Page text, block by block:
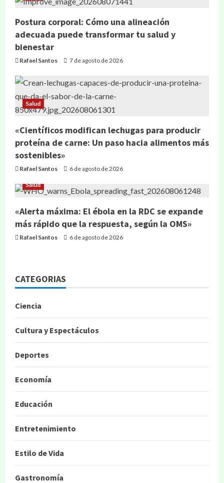
Postura corporal: Cómo una alineación
adecuada puede transformar tu salud y
bienestar
Rafael Santos 7 de agosto de 2026
Salud
«Científicos modifican lechugas para producir
proteína de carne: Un paso hacia alimentos más
sostenibles»
Rafael Santos 6 de agosto de 2026
Salud
«Alerta máxima: El ébola en la RDC se expande
más rápido que la respuesta, según la OMS»
Rafael Santos 6 de agosto de 2026
CATEGORIAS
Ciencia
Cultura y Espectáculos
Deportes
Economía
Educación
Entretenimiento
Estilo de Vida
Gastronomía